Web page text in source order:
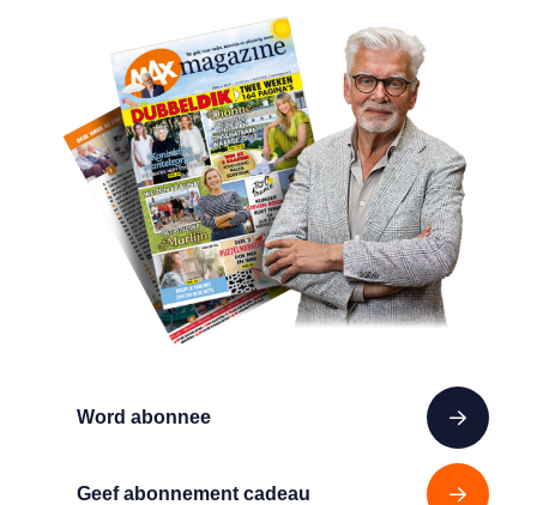
Word abonnee
Geef abonnement cadeau